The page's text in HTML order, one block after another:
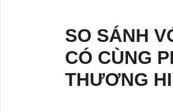
SO SÁNH
CÓ CÙNG
THƯƠNG